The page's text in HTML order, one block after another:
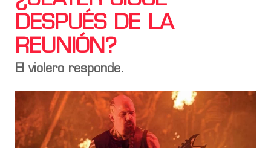
DESPUÉS DE LA
REUNIÓN?
El violero responde.